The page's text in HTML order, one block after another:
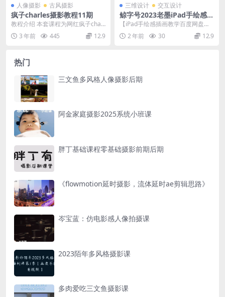
人像摄影 古风摄影
疯子charles摄影教程11期
教程介绍 本套课程为网红疯子charl
es老师的古风人像摄影教程11期，
如果没听...
3 年前 445 12.9
三维设计 交互设计
鲸字号2023老墨iPad手绘感插
画第2期【画质不错有素材】
【iPad手绘感插画教学百度网盘】
鲸字号2023老墨iPad手绘感插画第
2期【高...
2 年前 30 12.9
热门
三文鱼多风格人像摄影后期
阿金家庭摄影2025系统小班课
胖丁基础课程零基础摄影前期后期
《flowmotion延时摄影，流体延时ae剪辑思路》
岑宝蓝：仿电影感人像拍摄课
2023陌年多风格摄影课
多肉爱吃三文鱼摄影课